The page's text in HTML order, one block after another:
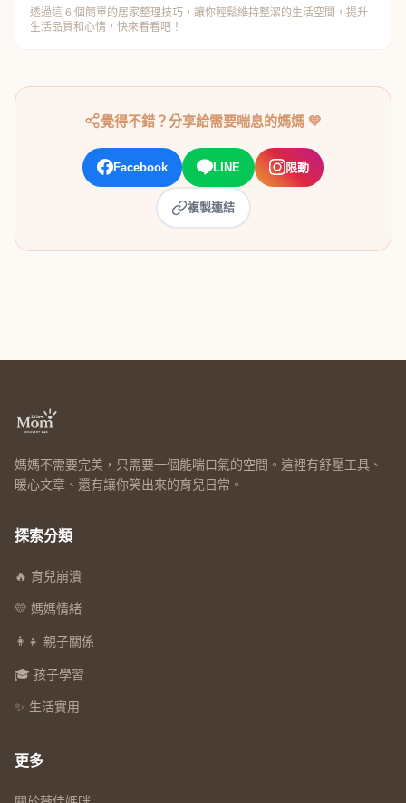
透過這 6 個簡單的居家整理技巧，讓你輕鬆維持整潔的生活空間，提升
生活品質和心情，快來看看吧！
覺得不錯？分享給需要喘息的媽媽 💛
Facebook LINE 限動
複製連結
媽媽不需要完美，只需要一個能喘口氣的空間。這裡有舒壓工具、
暖心文章、還有讓你笑出來的育兒日常。
探索分類
🔥 育兒崩潰
💛 媽媽情緒
👩‍👧 親子關係
🎓 孩子學習
✨ 生活實用
更多